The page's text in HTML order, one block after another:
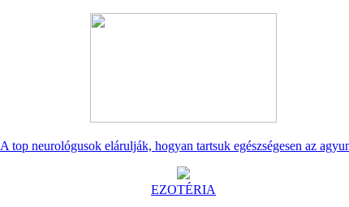
A top neurológusok elárulják, hogyan tartsuk egészségesen az
EZOTÉRIA